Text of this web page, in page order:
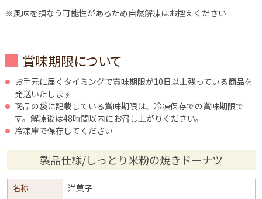
※風味を損なう可能性があるため自然解凍はお控えください
賞味期限について
お手元に届くタイミングで賞味期限が10日以上残っている商品を
発送いたします
商品の袋に記載している賞味期限は、冷凍保存での賞味期限で
す。解凍後は48時間以内にお召し上がりください。
冷凍庫で保存してください
製品仕様/しっとり米粉の焼きドーナツ
名称
洋菓子